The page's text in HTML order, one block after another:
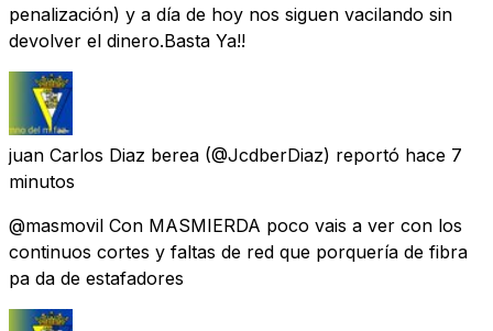
penalización) y a día de hoy nos siguen vacilando sin
devolver el dinero.Basta Ya!!
juan Carlos Diaz berea (@JcdberDiaz) reportó hace 7
minutos
@masmovil Con MASMIERDA poco vais a ver con los
continuos cortes y faltas de red que porquería de fibra
pa da de estafadores